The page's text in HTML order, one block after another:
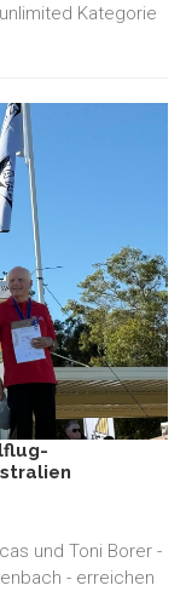
Kategorie
und Toni Borer -
- erreichen